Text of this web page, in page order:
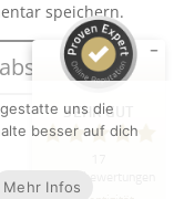
speichern.
uns die
besser auf dich
Mehr Infos
SEHR GUT
ProvenExpert.com
5
ProvenExpert.com